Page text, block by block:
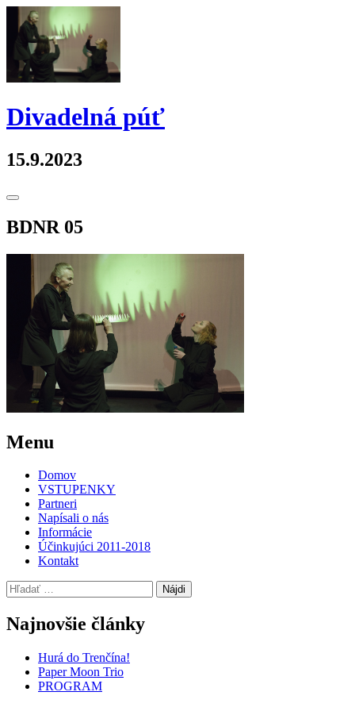
Skip
content
Divadelná púť
15.9.2023
Toggle
BDNR 05
Post
←BÁBKOVÉ
DIVADLO
RÁZCESTÍ
Menu
Domov
VSTUPENKY
Partneri
Napísali o nás
Informácie
Účinkujúci 2011-2018
Kontakt
Hľadať:
Najnovšie články
Hurá do Trenčína!
Paper Moon Trio
PROGRAM